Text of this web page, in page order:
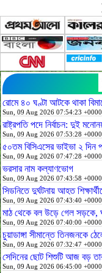
রোমে ৪০ ঘণ্টা আটকে থাকা
Sun, 09 Aug 2026 07:54:23 +0000
রাষ্ট্রপতি পদে নির্বাচন: দুই
Sun, 09 Aug 2026 07:53:28 +0000
৫০তম বিসিএসের ভাইভা ২ দিন
Sun, 09 Aug 2026 07:47:28 +0000
ভরসার নাম কল্যাণভোগ
Sun, 09 Aug 2026 07:43:58 +0000
সিডনিতে দুর্ঘটনায় আহত
Sun, 09 Aug 2026 07:43:40 +0000
মাঠ থেকে বল উড়ে গেল সড়কে,
Sun, 09 Aug 2026 07:40:00 +0000
চুয়াডাঙ্গা সীমান্তে তিনজনকে
Sun, 09 Aug 2026 07:32:47 +0000
সেদিনের ছোট শিশুটি আজ বড়
Sun, 09 Aug 2026 06:45:00 +0000